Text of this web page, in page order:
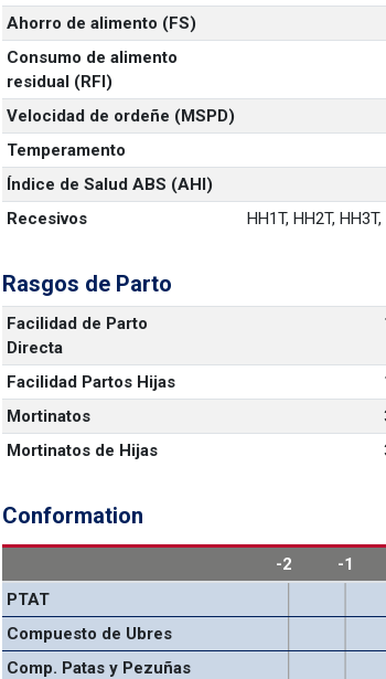
Ahorro de alimento (FS)
Consumo de alimento
residual (RFI)
Velocidad de ordeñe (MSPD)
Temperamento
Índice de Salud ABS (AHI)
Recesivos
HH1T, HH2T,
Rasgos de Parto
Facilidad de Parto
Directa
Facilidad Partos Hijas
Mortinatos
Mortinatos de Hijas
Conformation
-2 -1
PTAT
Compuesto de Ubres
Comp. Patas y Pezuñas